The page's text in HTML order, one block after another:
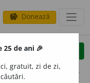
savings Donează
clear
opțiuni
de ani 🎉
gratuit, zi de zi,